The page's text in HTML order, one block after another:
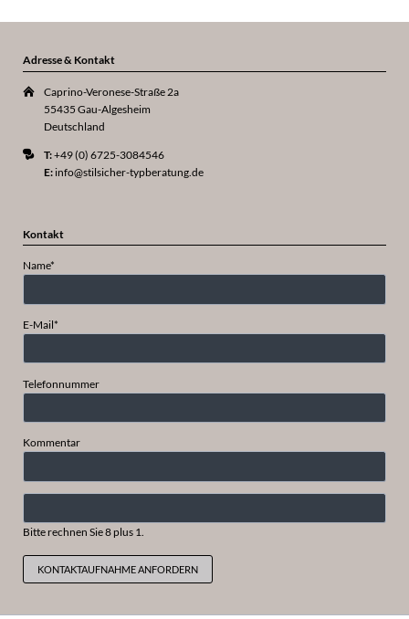
Adresse & Kontakt
Caprino-Veronese-Straße 2a
55435 Gau-Algesheim
Deutschland
T:+49 (0) 6725-3084546
E: info@stilsicher-typberatung.de
Kontakt
Pflichtfeld
Name*
Pflichtfeld
E-Mail*
Telefonnummer
Kommentar
Bitte rechnen Sie 8 plus 1.
KONTAKTAUFNAHME ANFORDERN